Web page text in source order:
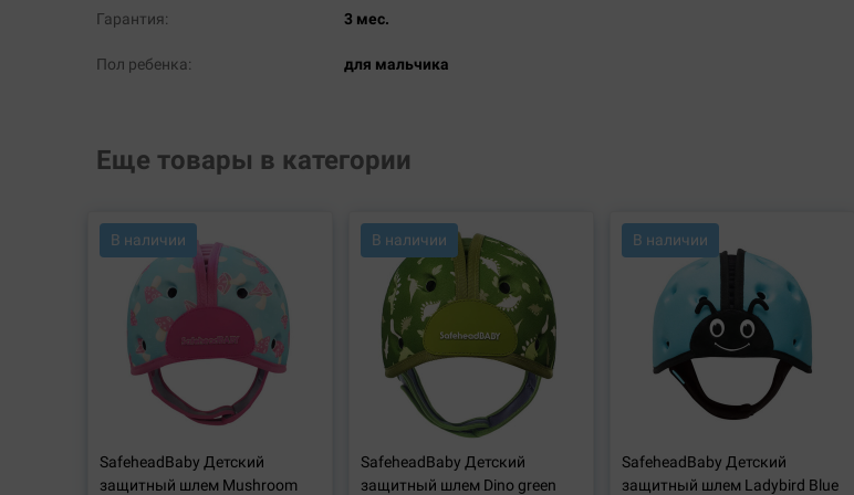
Гарантия: 3 мес.
Пол ребенка: для мальчика
Еще товары в категории
В наличии
SafeheadBaby Детский
защитный шлем Mushroom
В наличии
SafeheadBaby Детский
защитный шлем Dino green
В наличии
SafeheadBaby Детский
защитный шлем Ladybird Blue